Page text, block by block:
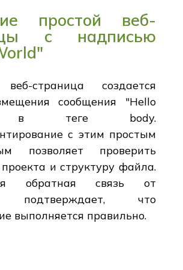
простой веб-
с надписью
страница создается
сообщения "Hello
в теге body.
с этим простым
позволяет проверить
и структуру файла.
обратная связь от
подтверждает, что
выполняется правильно.